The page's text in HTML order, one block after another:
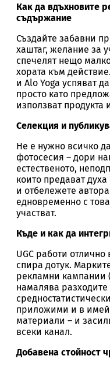
Как да вдъхновите
съдържание
Създайте забавни
хаштаг, желание за
спечелят нещо
хората към
и Alo Yoga успяват
просто като
използват
Селекция и
Не е нужно всичко
фотосесия – дори
естественото,
които предават
и отбележете
едновременно с
участват.
Къде и как да
UGC работи
спира дотук.
рекламни кампании
намалява
приложими и в
материали – и
всеки канал.
Добавена стойност